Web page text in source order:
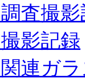
査撮
影記録
連ガ